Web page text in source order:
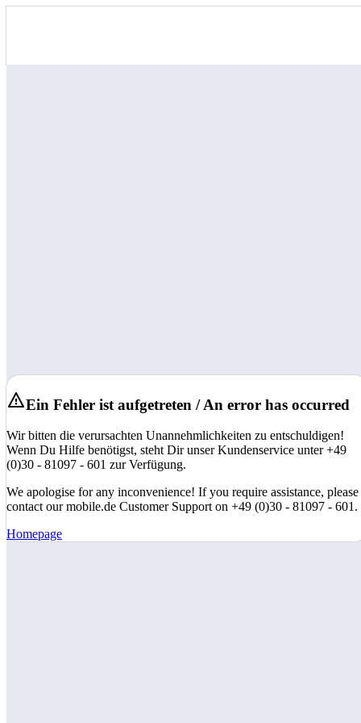
Ein Fehler ist aufgetreten / An error has occurred
Wir bitten die verursachten Unannehmlichkeiten zu entschuldigen!
Wenn Du Hilfe benötigst, steht Dir unser Kundenservice unter +49
(0)30 - 81097 - 601 zur Verfügung.
We apologise for any inconvenience! If you require assistance, please
contact our mobile.de Customer Support on +49 (0)30 - 81097 - 601.
Homepage